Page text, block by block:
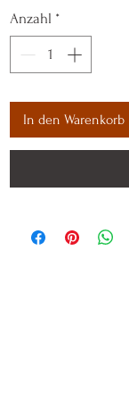
Anzahl *
In den Warenkorb